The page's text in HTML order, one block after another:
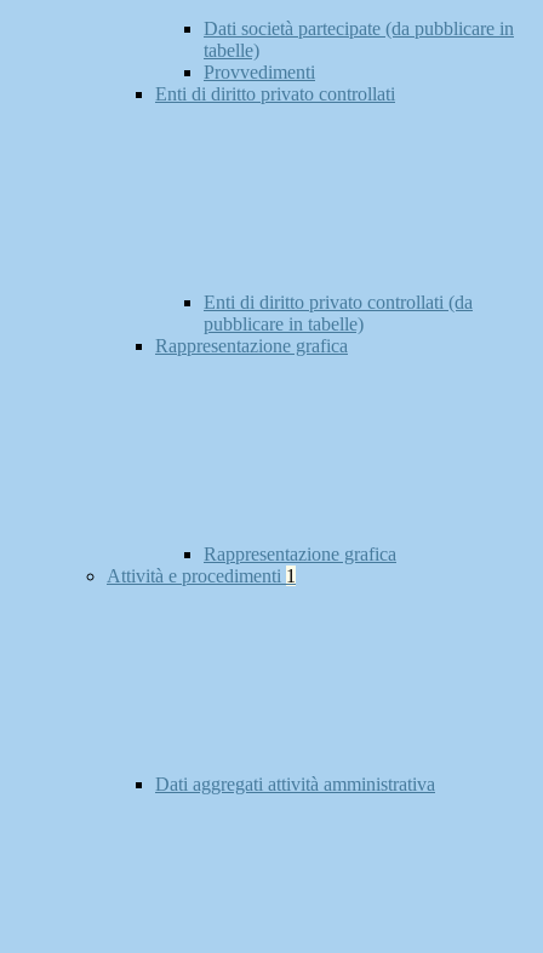
Dati società partecipate (da pubblicare in
tabelle)
Provvedimenti
Enti di diritto privato controllati
Enti di diritto privato controllati (da
pubblicare in tabelle)
Rappresentazione grafica
Rappresentazione grafica
Attività e procedimenti 1
Dati aggregati attività amministrativa